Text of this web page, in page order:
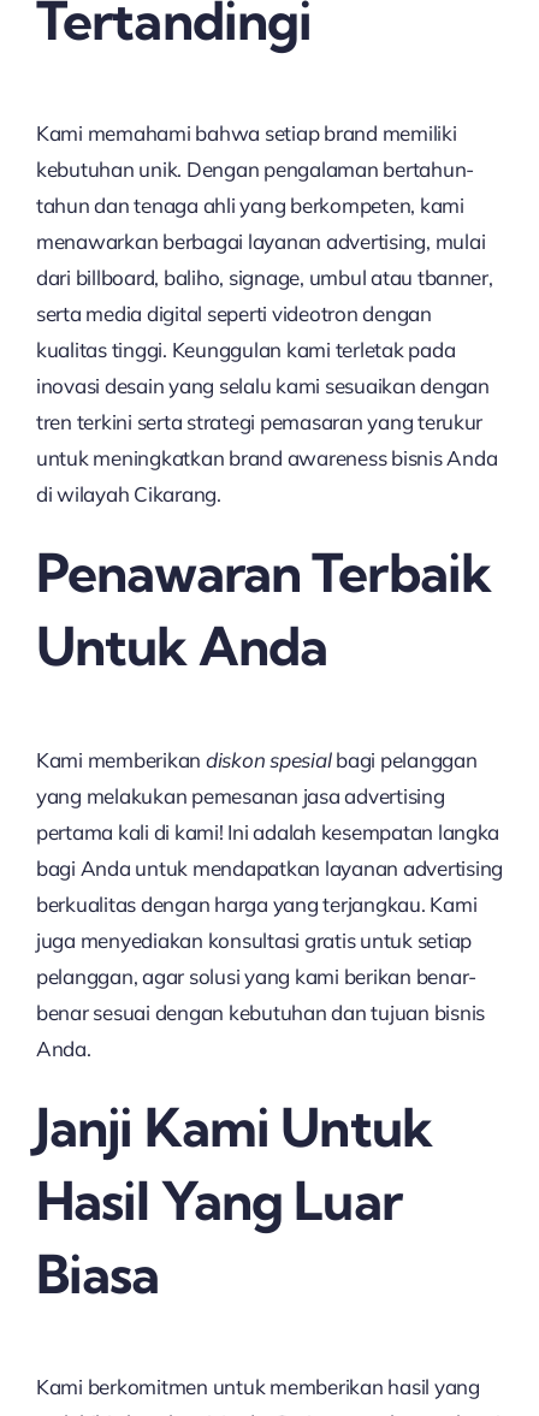
Tertandingi
Kami memahami bahwa setiap brand memiliki
kebutuhan unik. Dengan pengalaman bertahun-
tahun dan tenaga ahli yang berkompeten, kami
menawarkan berbagai layanan advertising, mulai
dari billboard, baliho, signage, umbul atau tbanner,
serta media digital seperti videotron dengan
kualitas tinggi. Keunggulan kami terletak pada
inovasi desain yang selalu kami sesuaikan dengan
tren terkini serta strategi pemasaran yang terukur
untuk meningkatkan brand awareness bisnis Anda
di wilayah Cikarang.
Penawaran Terbaik
Untuk Anda
Kami memberikan diskon spesialbagi pelanggan
yang melakukan pemesanan jasa advertising
pertama kali di kami! Ini adalah kesempatan langka
bagi Anda untuk mendapatkan layanan advertising
berkualitas dengan harga yang terjangkau. Kami
juga menyediakan konsultasi gratis untuk setiap
pelanggan, agar solusi yang kami berikan benar-
benar sesuai dengan kebutuhan dan tujuan bisnis
Anda.
Janji Kami Untuk
Hasil Yang Luar
Biasa
Kami berkomitmen untuk memberikan hasil yang